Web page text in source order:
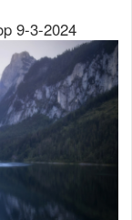
9-3-2024